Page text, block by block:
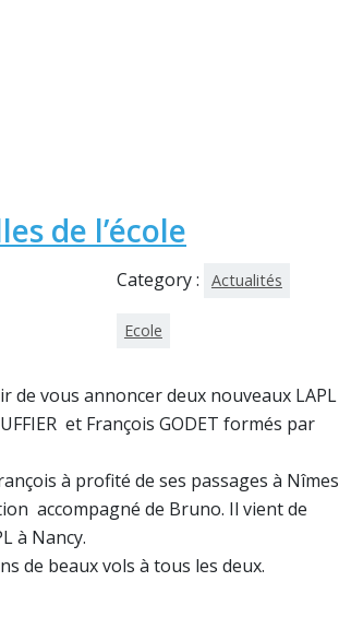
de l’école
Category : Actualités
Ecole
de vous annoncer deux nouveaux LAPL
et François GODET formés par
à profité de ses passages à Nîmes
accompagné de Bruno. Il vient de
à Nancy.
de beaux vols à tous les deux.